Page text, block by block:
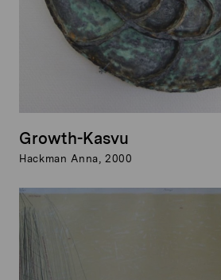
Growth-Kasvu
Hackman Anna, 2000